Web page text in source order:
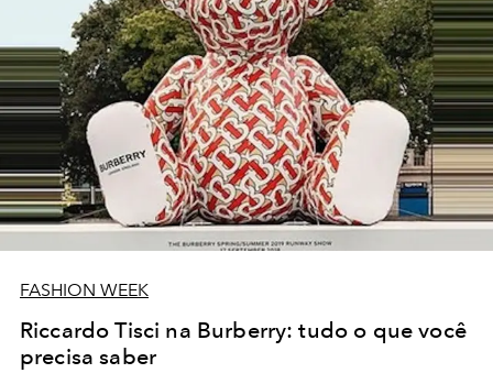
FASHION WEEK
Riccardo Tisci na Burberry: tudo o que você
precisa saber